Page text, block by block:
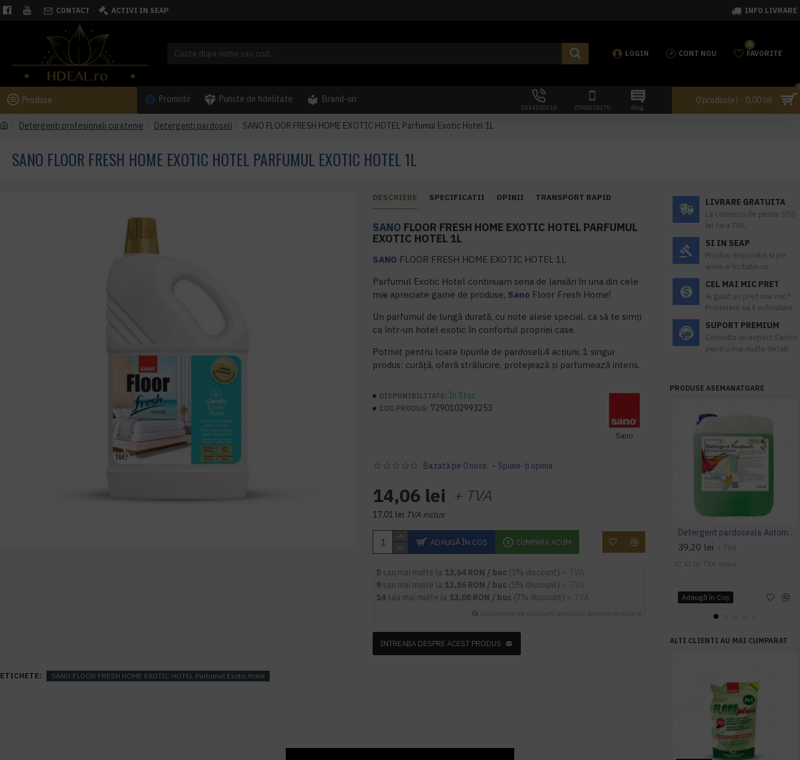
CONTACT ACTIVI IN SEAP INFO LIVRARE
LOGIN CONT NOU FAVORITE
0
Produse Promotii Puncte de fidelitate Brand-uri
0314100110 0740230170 Blog
0 produs(e) - 0,00 lei
Detergenti profesionali curatenie Detergenti pardoseli SANO FLOOR FRESH HOME EXOTIC HOTEL Parfumul Exotic Hotel 1L
SANO FLOOR FRESH HOME EXOTIC HOTEL PARFUMUL EXOTIC HOTEL 1L
DESCRIERE SPECIFICATII OPINII TRANSPORT RAPID
SANO FLOOR FRESH HOME EXOTIC HOTEL PARFUMUL
EXOTIC HOTEL 1L
SANO FLOOR FRESH HOME EXOTIC HOTEL 1L
Parfumul Exotic Hotel continuam seria de lansări în una din cele
mai apreciate game de produse, Sano Floor Fresh Home!
Un parfumul de lungă durată, cu note alese special, ca să te simți
ca într-un hotel exotic în confortul propriei case.
Potrivit pentru toate tipurile de pardoseli.4 acțiuni, 1 singur
produs: curăță, oferă strălucire, protejează și parfumează intens.
DISPONIBILITATE: În Stoc
COD PRODUS: 7290102993253
Sano
Bazată pe 0 note. - Spune-ţi opinia
14,06 lei + TVA
17,01 lei TVA inclus
ADAUGĂ ÎN COŞ CUMPARA ACUM
5 sau mai multe la 13,64 RON / buc (3% discount)
9 sau mai multe la 13,36 RON / buc (5% discount)
14 sau mai multe la 13,08 RON / buc (7% discount)
INTREABA DESPRE ACEST PRODUS
ETICHETE: SANO FLOOR FRESH HOME EXOTIC HOTEL Parfumul Exotic Hotel
LIVRARE GRATUITA
La comenzi de peste 550
lei fara TVA.
SI IN SEAP
Produs disponibil si pe
www.e-licitatie.ro
CEL MAI MIC PRET
Ai gasit un pret mai mic?
Promitem sa il echivalam.
SUPORT PREMIUM
Consulta un expert Sanito
pentru mai multe detalii
PRODUSE ASEMANATOARE
Detergent pardoseala Automat premium AQAS
39,20 lei + TVA
47,43 lei TVA inclus
Adaugă în Coş
ALTI CLIENTI AU MAI CUMPARAT